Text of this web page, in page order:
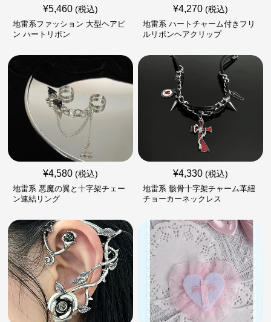
¥5,460 (税込)
地雷系ファッション 大型ヘアピ
ン ハートリボン
¥4,270 (税込)
地雷系 ハートチャーム付きフリ
ルリボンヘアクリップ
¥4,580 (税込)
地雷系 悪魔の翼と十字架チェー
ン連結リング
¥4,330 (税込)
地雷系 骸骨十字架チャーム革紐
チョーカーネックレス